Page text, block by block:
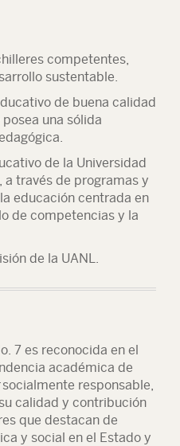
competentes,
sustentable.
de buena calidad
una sólida
de la Universidad
a través de programas y
educación centrada en
de competencias y la
de la UANL.
7 es reconocida en el
académica de
responsable,
calidad y contribución
que destacan de
y social en el Estado y